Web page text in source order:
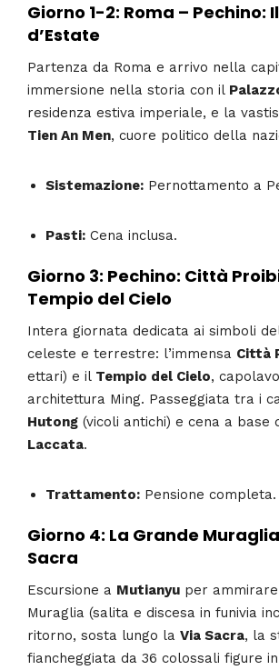
Giorno 1-2: Roma – Pechino:
d’Estate
Partenza da Roma e arrivo nella
immersione nella storia con il
residenza estiva imperiale, e la
Tien An Men, cuore politico della
Sistemazione: Pernottamento a
Pasti: Cena inclusa.
Giorno 3: Pechino: Città
Tempio del Cielo
Intera giornata dedicata ai simboli
celeste e terrestre: l’immensa Città
ettari) e il Tempio del Cielo,
architettura Ming. Passeggiata tra i
Hutong (vicoli antichi) e cena a base
Laccata.
Trattamento: Pensione completa.
Giorno 4: La Grande
Sacra
Escursione a Mutianyu per
Muraglia (salita e discesa in funivia
ritorno, sosta lungo la Via Sacra, la
fiancheggiata da 36 colossali figure